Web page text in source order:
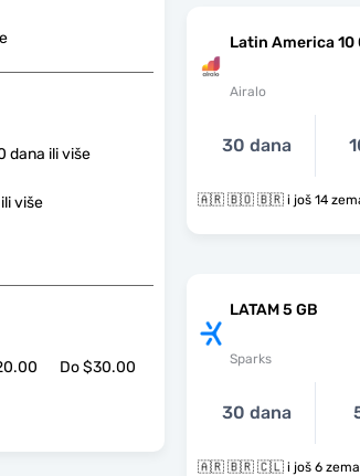
dana ili više
više
Do $30.00
Latin America 10
Airalo
30 dana
🇦🇷 🇧🇴 🇧🇷 i još 14
LATAM 5 GB
Sparks
30 dana
🇦🇷 🇧🇷 🇨🇱 i još 6